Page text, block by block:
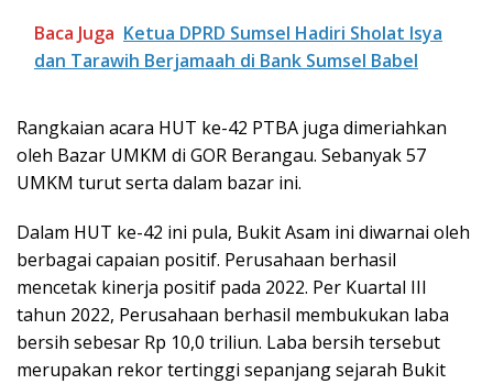
Baca Juga Ketua DPRD Sumsel Hadiri Sholat Isya
dan Tarawih Berjamaah di Bank Sumsel Babel
Rangkaian acara HUT ke-42 PTBA juga dimeriahkan
oleh Bazar UMKM di GOR Berangau. Sebanyak 57
UMKM turut serta dalam bazar ini.
Dalam HUT ke-42 ini pula, Bukit Asam ini diwarnai oleh
berbagai capaian positif. Perusahaan berhasil
mencetak kinerja positif pada 2022. Per Kuartal III
tahun 2022, Perusahaan berhasil membukukan laba
bersih sebesar Rp 10,0 triliun. Laba bersih tersebut
merupakan rekor tertinggi sepanjang sejarah Bukit